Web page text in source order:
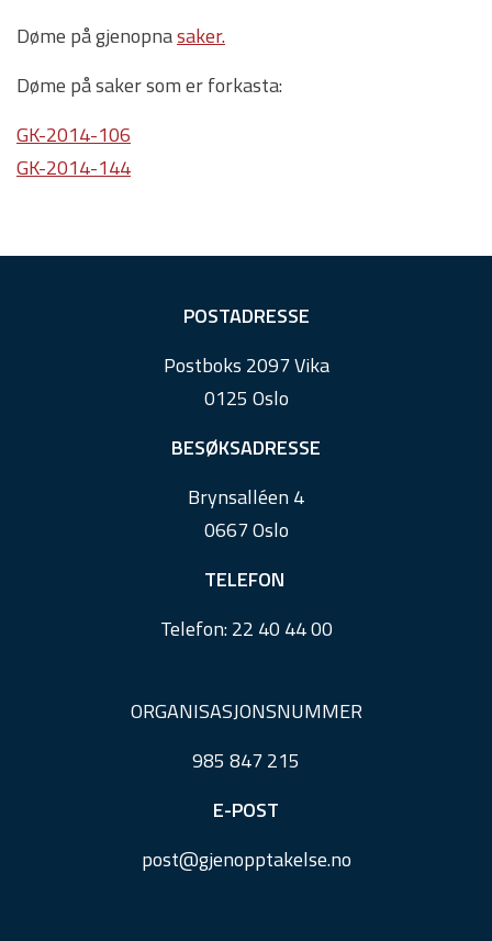
Døme på gjenopnasaker.
Døme på saker som er forkasta:
GK-2014-106
GK-2014-144
POSTADRESSE
Postboks 2097 Vika
0125 Oslo
BESØKSADRESSE
Brynsalléen 4
0667 Oslo
TELEFON
Telefon:22 40 44 00
ORGANISASJONSNUMMER
985 847 215
E-POST
post@gjenopptakelse.no